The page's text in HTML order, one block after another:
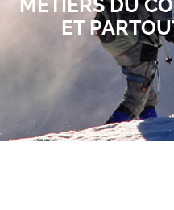
Obtenez un devis. Prenons
MÉTIERS DU
ET